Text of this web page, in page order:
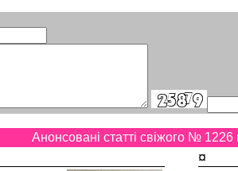
Анонсовані статті свіжого № 1226
¤